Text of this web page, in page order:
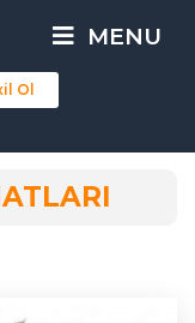
MENU
Ol